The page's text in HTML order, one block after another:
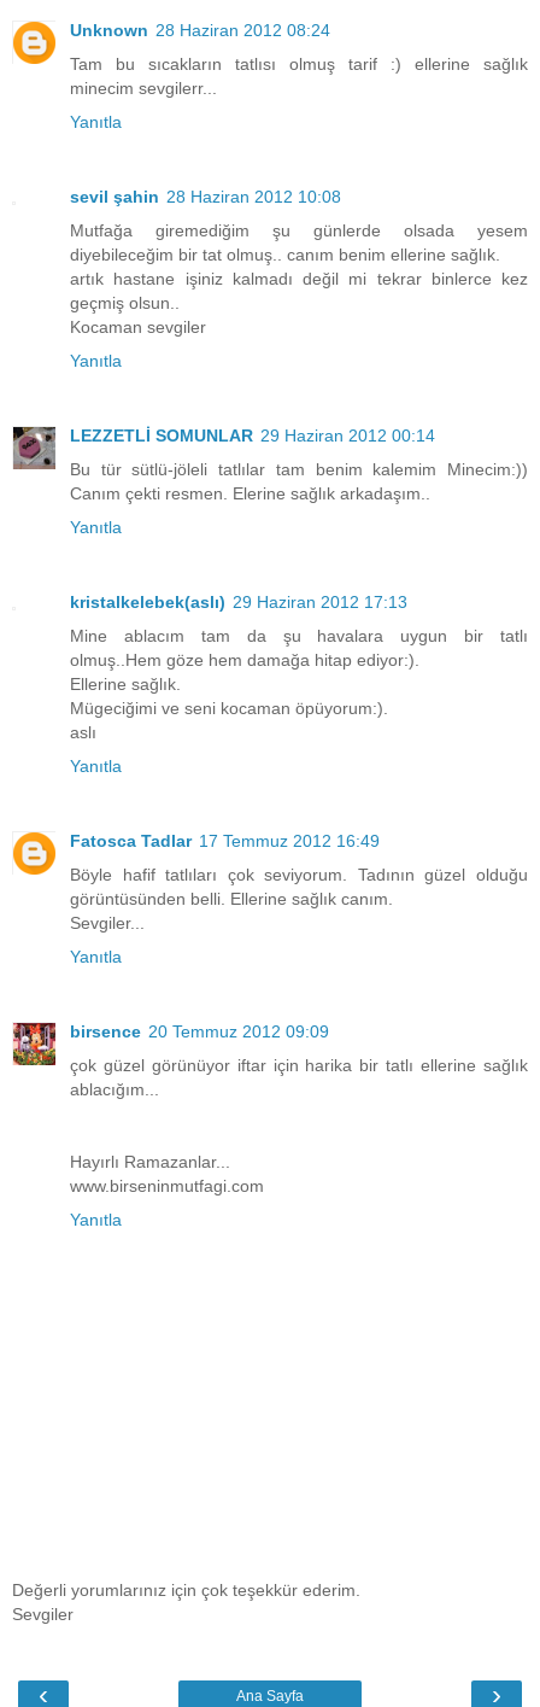
Unknown 28 Haziran 2012 08:24
Tam bu sıcakların tatlısı olmuş tarif :) ellerine sağlık
minecim sevgilerr...
Yanıtla
sevil şahin 28 Haziran 2012 10:08
Mutfağa giremediğim şu günlerde olsada yesem
diyebileceğim bir tat olmuş.. canım benim ellerine sağlık.
artık hastane işiniz kalmadı değil mi tekrar binlerce kez
geçmiş olsun..
Kocaman sevgiler
Yanıtla
LEZZETLİ SOMUNLAR 29 Haziran 2012 00:14
Bu tür sütlü-jöleli tatlılar tam benim kalemim Minecim:))
Canım çekti resmen. Elerine sağlık arkadaşım..
Yanıtla
kristalkelebek(aslı) 29 Haziran 2012 17:13
Mine ablacım tam da şu havalara uygun bir tatlı
olmuş..Hem göze hem damağa hitap ediyor:).
Ellerine sağlık.
Mügeciğimi ve seni kocaman öpüyorum:).
aslı
Yanıtla
Fatosca Tadlar 17 Temmuz 2012 16:49
Böyle hafif tatlıları çok seviyorum. Tadının güzel olduğu
görüntüsünden belli. Ellerine sağlık canım.
Sevgiler...
Yanıtla
birsence 20 Temmuz 2012 09:09
çok güzel görünüyor iftar için harika bir tatlı ellerine sağlık
ablacığım...
Hayırlı Ramazanlar...
www.birseninmutfagi.com
Yanıtla
Değerli yorumlarınız için çok teşekkür ederim.
Sevgiler
‹ ›
Ana Sayfa